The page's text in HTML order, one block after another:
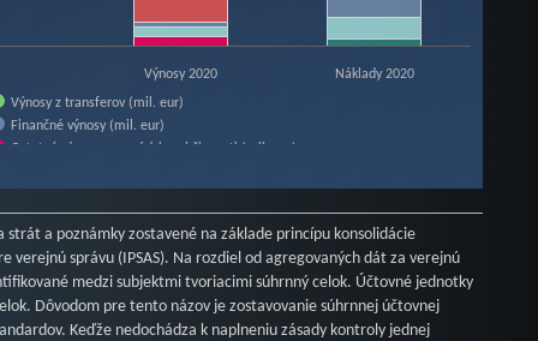
Výnosy z transferov (mil. eur)
Finančné výnosy (mil. eur)
Ostatné výnosy z prevádzkovej činnosti (mil. eur)
Finančné náklady (mil. eur)
Výnosy 2020 Náklady 2020
a poznámky zostavené na základe princípu konsolidácie
správu (IPSAS). Na rozdiel od agregovaných dát za verejnú
medzi subjektmi tvoriacimi súhrnný celok. Účtovné jednotky
Dôvodom pre tento názov je zostavovanie súhrnnej účtovnej
Keďže nedochádza k naplneniu zásady kontroly jednej